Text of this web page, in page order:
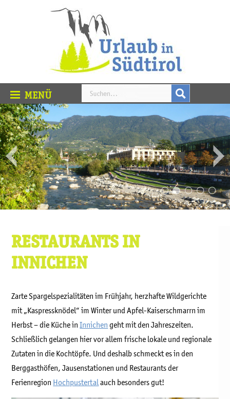
Urtümlich und spannend – Kultur in Südtirol
Südtirol hat eine ganz eigene Regionalkultur, die in der
Alpenregion einzigartig ist. Die Ortschaften legen viel Wert
auf ihre Bräuche, die oft auf jahrhundertalte Traditionen
zurückzuführen sind.
RESTAURANTS IN
INNICHEN
Zarte Spargelspezialitäten im Frühjahr, herzhafte Wildgerichte
mit „Kaspressknödel“ im Winter und Apfel-Kaiserschmarrn im
Herbst – die Küche inInnichen geht mit den Jahreszeiten.
Schließlich gelangen hier vor allem frische lokale und regionale
Zutaten in die Kochtöpfe. Und deshalb schmeckt es in den
Berggasthöfen, Jausenstationen und Restaurants der
Ferienregion Hochpustertal auch besonders gut!